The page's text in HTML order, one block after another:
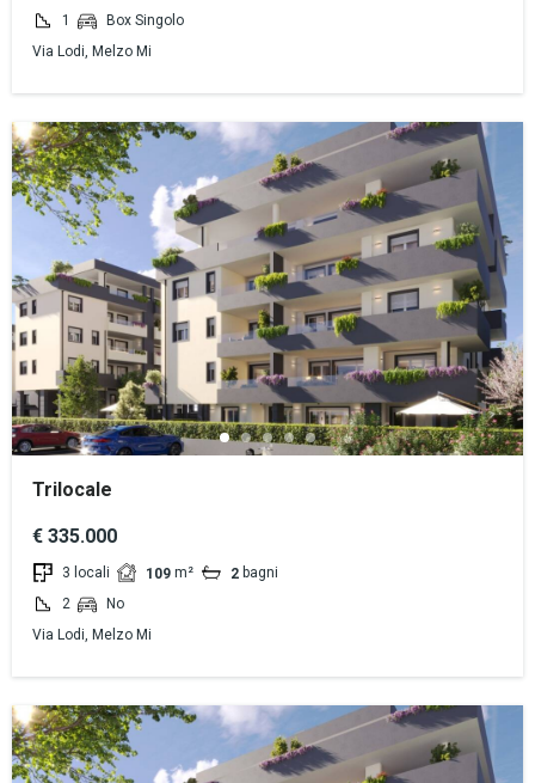
1
Box Singolo
Via Lodi, Melzo Mi
Trilocale
€ 335.000
3 locali 109 m² 2 bagni
2
No
Via Lodi, Melzo Mi